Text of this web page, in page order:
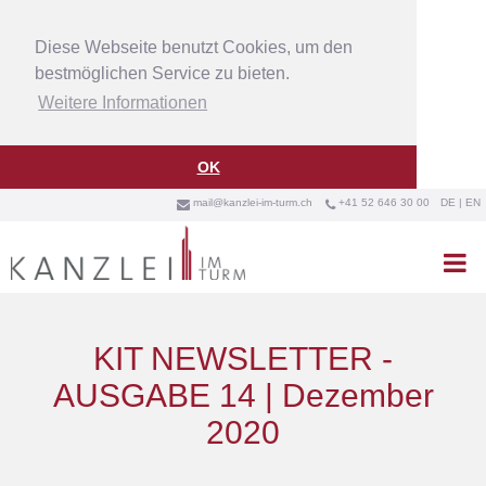
Diese Webseite benutzt Cookies, um den
bestmöglichen Service zu bieten.
Weitere Informationen
OK
 mail@kanzlei-im-turm.ch +41 52 646 30 00 DE | EN

KIT NEWSLETTER -
AUSGABE 14 | Dezember
2020